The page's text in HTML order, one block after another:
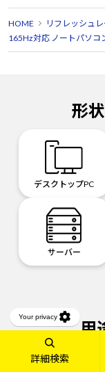
HOME リフレッシュ
165Hz対応 ノートパソコ
形
デスクトップPC
サーバー
用
詳細検索